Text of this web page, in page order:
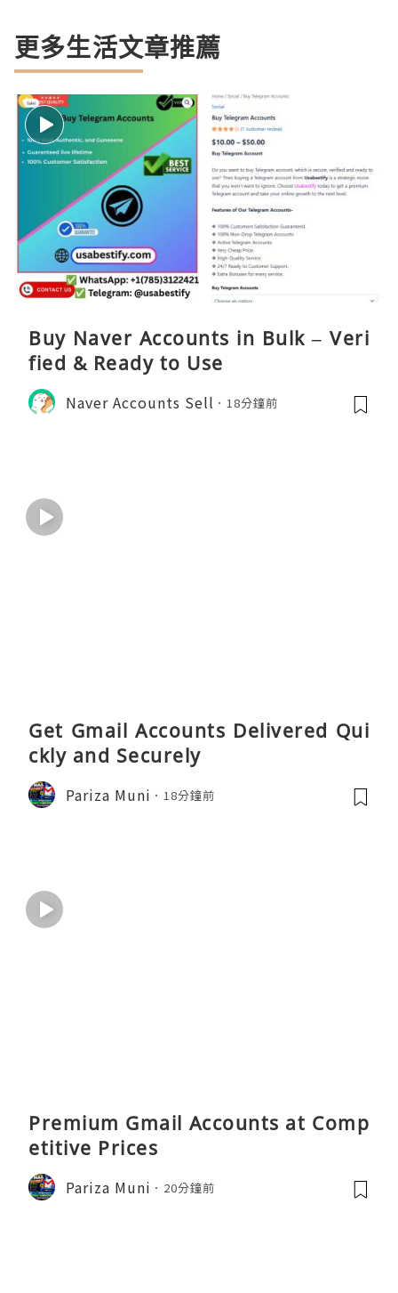
更多生活文章推薦
Buy Naver Accounts in Bulk – Veri
fied & Ready to Use
Naver Accounts Sell 18分鐘前
Get Gmail Accounts Delivered Qui
ckly and Securely
Pariza Muni 18分鐘前
Premium Gmail Accounts at Comp
etitive Prices
Pariza Muni 20分鐘前